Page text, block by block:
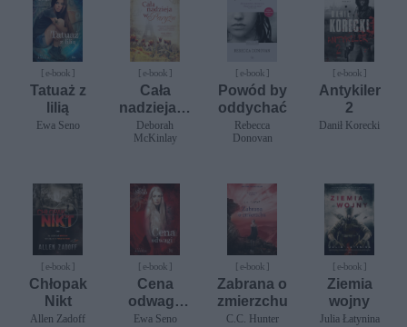
[ e-book ]
Tatuaż z
lilią
Ewa Seno
[ e-book ]
Cała
nadzieja w
Paryżu
Deborah
McKinlay
[ e-book ]
Powód by
oddychać
Rebecca
Donovan
[ e-book ]
Antykiler
2
Danił Korecki
[ e-book ]
Chłopak
Nikt
Allen Zadoff
[ e-book ]
Cena
odwagi.
Antilia II
Ewa Seno
[ e-book ]
Zabrana o
zmierzchu
C.C. Hunter
[ e-book ]
Ziemia
wojny
Julia Łatynina